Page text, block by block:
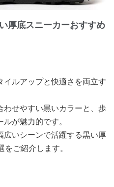
厚底スニーカーおすすめ
ルアップと快適さを両立す
わせやすい黒いカラーと、歩
が魅力的です。
広いシーンで活躍する黒い厚
ご紹介します。